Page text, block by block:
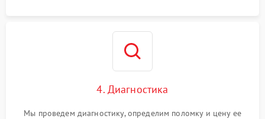
4. Диагностика
Мы проведем диагностику, определим поломку и цену ее